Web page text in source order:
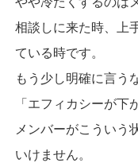
相談しに来た時、上
ている時です。
もう少し明確に言う
「エフィカシーが下
メンバーがこういう
いけません。